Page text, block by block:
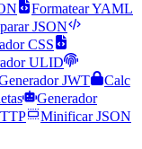
Formatear YAML
JSON
CSS
ULID
JWT
Calc
Generador
Minificar JSON